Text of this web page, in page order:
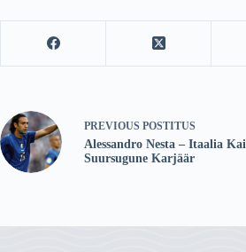
PREVIOUS POSTITUS
Alessandro Nesta – Itaalia
Suursugune Karjäär